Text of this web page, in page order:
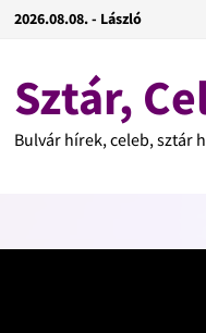
2026.08.08. - László
Sztár,
Bulvár hírek, celeb, sztár